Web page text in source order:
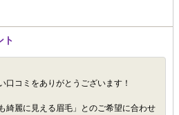
ト
口コミをありがとうございます！
綺麗に見える眉毛」とのご希望に合わせ